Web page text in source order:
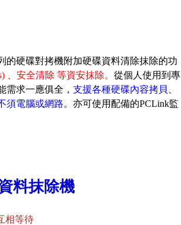
的硬碟對拷機附加硬碟資料清除抹除的功
、安全清除 等資安抹除。 從個人使用到專
需求一應俱全， 支援各種硬碟內容拷貝、
電腦或網路。 亦可使用配備的PCLink監
料抹除機
相等待